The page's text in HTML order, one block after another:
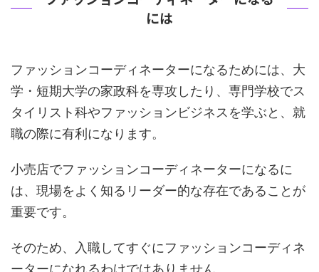
には
ファッションコーディネーターになるためには、大
学・短期大学の家政科を専攻したり、専門学校でス
タイリスト科やファッションビジネスを学ぶと、就
職の際に有利になります。
小売店でファッションコーディネーターになるに
は、現場をよく知るリーダー的な存在であることが
重要です。
そのため、入職してすぐにファッションコーディネ
ーターになれるわけではありません。